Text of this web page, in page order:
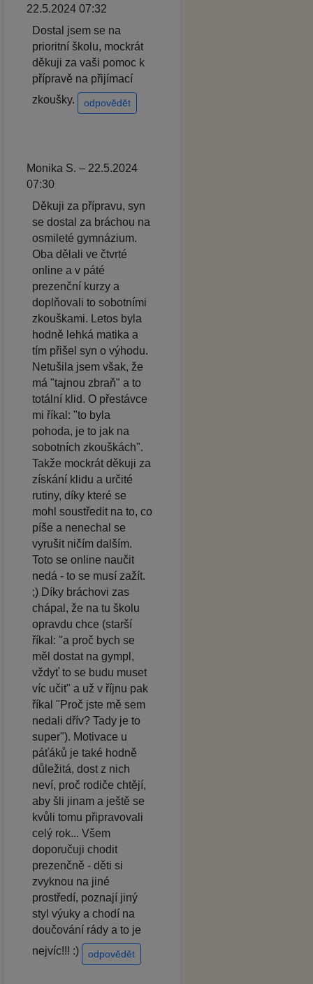
22.5.2024 07:32
Dostal jsem se na
prioritní školu, mockrát
děkuji za vaši pomoc k
přípravě na přijímací
zkoušky.
odpovědět
Monika S. – 22.5.2024
07:30
Děkuji za přípravu, syn
se dostal za bráchou na
osmileté gymnázium.
Oba dělali ve čtvrté
online a v páté
prezenční kurzy a
doplňovali to sobotními
zkouškami. Letos byla
hodně lehká matika a
tím přišel syn o výhodu.
Netušila jsem však, že
má "tajnou zbraň" a to
totální klid. O přestávce
mi říkal: "to byla
pohoda, je to jak na
sobotních zkouškách".
Takže mockrát děkuji za
získání klidu a určité
rutiny, díky které se
mohl soustředit na to, co
píše a nenechal se
vyrušit ničím dalším.
Toto se online naučit
nedá - to se musí zažít.
;) Díky bráchovi zas
chápal, že na tu školu
opravdu chce (starší
říkal: "a proč bych se
měl dostat na gympl,
vždyť to se budu muset
víc učit" a už v říjnu pak
říkal "Proč jste mě sem
nedali dřív? Tady je to
super"). Motivace u
páťáků je také hodně
důležitá, dost z nich
neví, proč rodiče chtějí,
aby šli jinam a ještě se
kvůli tomu připravovali
celý rok... Všem
doporučuji chodit
prezenčně - děti si
zvyknou na jiné
prostředí, poznají jiný
styl výuky a chodí na
doučování rády a to je
nejvíc!!! :)
odpovědět